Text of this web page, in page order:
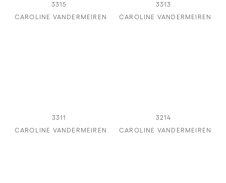
3315
CAROLINE VANDERMEIREN
3313
CAROLINE VANDERMEIREN
3311
CAROLINE VANDERMEIREN
3214
CAROLINE VANDERMEIREN